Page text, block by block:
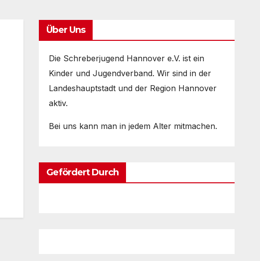
Über Uns
Die Schreberjugend Hannover e.V. ist ein
Kinder und Jugendverband. Wir sind in der
Landeshauptstadt und der Region Hannover
aktiv.
Bei uns kann man in jedem Alter mitmachen.
Gefördert Durch